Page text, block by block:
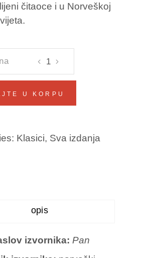
čitaoce i u Norveškoj
Hamsun
količina
U KORPU
Klasici, Sva izdanja
opis
izvornika: Pan